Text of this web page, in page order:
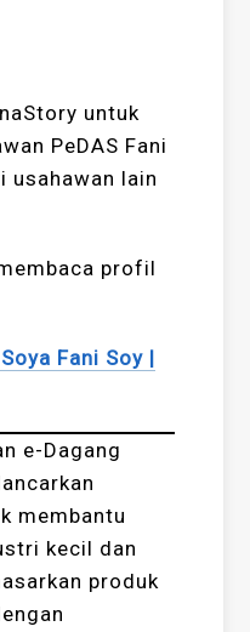
untuk
PeDAS Fani
usahawan lain
profil
Fani Soy |
e-Dagang
membantu
kecil dan
produk